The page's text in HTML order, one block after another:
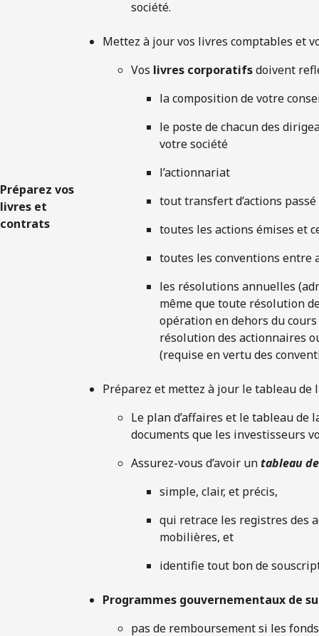
Préparez vos
livres et
contrats
société.
Mettez à jour vos livres comptables et
Vos livres corporatifsdoivent
la composition de votre
le poste de chacun des
votre société
l’actionnariat
tout transfert d’actions passé
toutes les actions émises et
toutes les conventions entre
les résolutions annuelles
même que toute résolution
opération en dehors du
résolution des actionnaires
(requise en vertu des
Préparez et mettez à jour le tableau de
Le plan d’affaires et le tableau
documents que les investisseurs
Assurez-vous d’avoir untableau
simple, clair, et précis,
qui retrace les registres des
mobilières, et
identifie tout bon de
Programmes gouvernementaux de
pas de remboursement si les